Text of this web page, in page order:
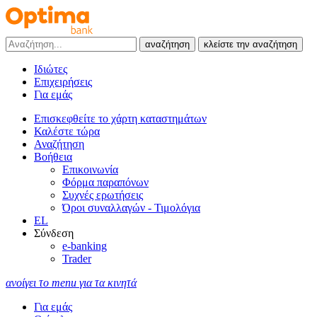
αναζήτηση κλείστε την αναζήτηση
Ιδιώτες
Επιχειρήσεις
Για εμάς
Επισκεφθείτε το χάρτη καταστημάτων
Καλέστε τώρα
Αναζήτηση
Βοήθεια
Επικοινωνία
Φόρμα παραπόνων
Συχνές ερωτήσεις
Όροι συναλλαγών - Τιμολόγια
EL
Σύνδεση
e-banking
Trader
ανοίγει το menu για τα κινητά
Για εμάς